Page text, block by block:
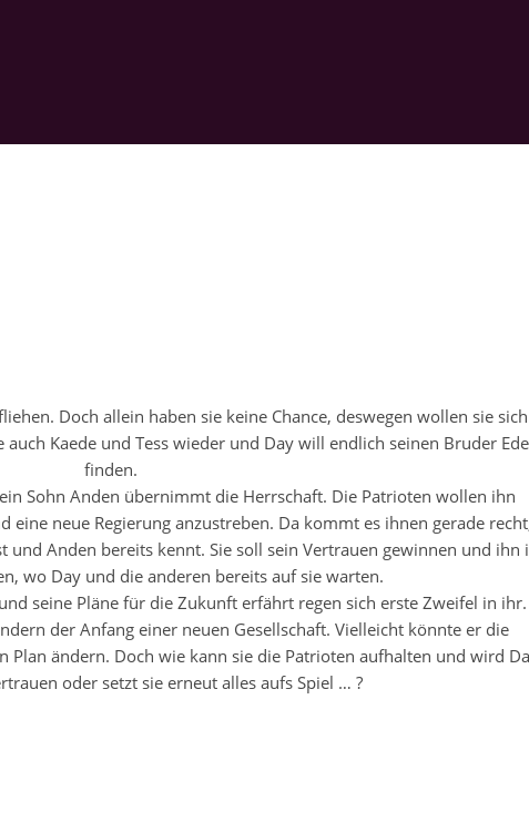
Doch allein haben sie keine Chance, deswegen wollen sie sich
Kaede und Tess wieder und Day will endlich seinen Bruder
finden.
Sohn Anden übernimmt die Herrschaft. Die Patrioten wollen ihn
eine neue Regierung anzustreben. Da kommt es ihnen gerade
und Anden bereits kennt. Sie soll sein Vertrauen gewinnen und ihn
wo Day und die anderen bereits auf sie warten.
seine Pläne für die Zukunft erfährt regen sich erste Zweifel in ihr.
der Anfang einer neuen Gesellschaft. Vielleicht könnte er die
Plan ändern. Doch wie kann sie die Patrioten aufhalten und wird
oder setzt sie erneut alles aufs Spiel … ?